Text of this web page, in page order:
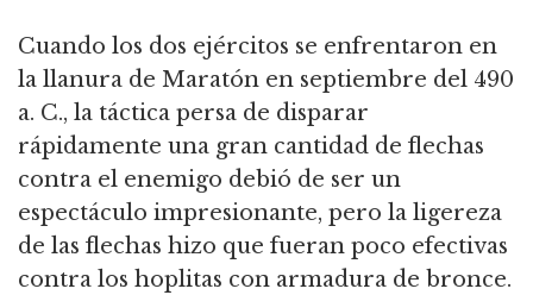
Cuando los dos ejércitos se enfrentaron en
la llanura de Maratón en septiembre del 490
a. C., la táctica persa de disparar
rápidamente una gran cantidad de flechas
contra el enemigo debió de ser un
espectáculo impresionante, pero la ligereza
de las flechas hizo que fueran poco efectivas
contra los hoplitas con armadura de bronce.